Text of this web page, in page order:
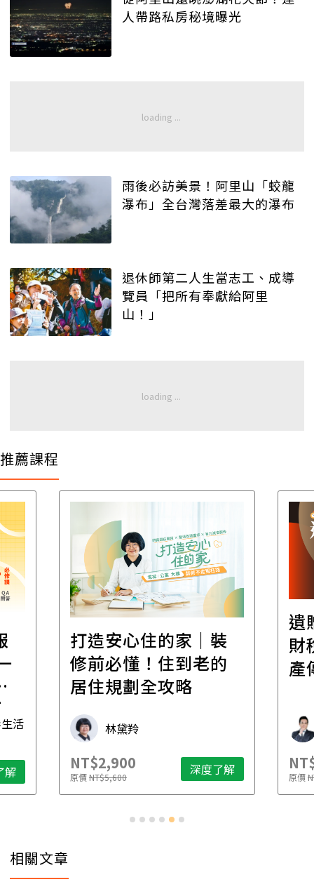
人帶路私房秘境曝光
雨後必訪美景！阿里山「蛟龍
瀑布」全台灣落差最大的瀑布
退休師第二人生當志工、成導
覽員「把所有奉獻給阿里
山！」
推薦課程
活
解
打造安心住的家｜裝
修前必懂！住到老的
居住規劃全攻略
林黛羚
NT$2,900
原價NT$5,600 深度了解
遺
財
產
原價
相關文章